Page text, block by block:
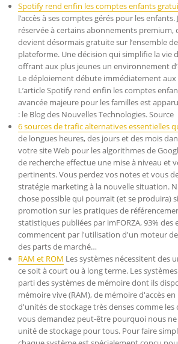
Spotify rend enfin les comptes enfants
l’accès à ses comptes gérés pour les enfants.
réservée à certains abonnements
devient désormais gratuite sur l’ensemble
plateforme. Une décision qui simplifie la vie
offrant aux plus jeunes un environnement
Le déploiement débute immédiatement aux
L’article Spotify rend enfin les comptes
avancée majeure pour les familles est
: le Blog des Nouvelles Technologies. Source
6 sources de trafic alternatives essentielles
de longues heures, des jours et des mois
votre site Web pour les algorithmes de
de recherche effectue une mise à niveau et
pertinents. Vous perdez vos notes et vous
stratégie marketing à la nouvelle situation.
chose possible qui pourrait (et se produira)
promotion sur les pratiques de
statistiques publiées par imFORZA, 93% des
commencent par l'utilisation d'un moteur de
des parts de marché…
RAM et ROM Les systèmes nécessitent des
ce soit à court ou à long terme. Les
parti des systèmes de mémoire dont ils
mémoire vive (RAM), de mémoire d'accès
d'unités de stockage très denses comme les
vous demandez peut-être pourquoi nous
unité de stockage pour tous. Pour faire